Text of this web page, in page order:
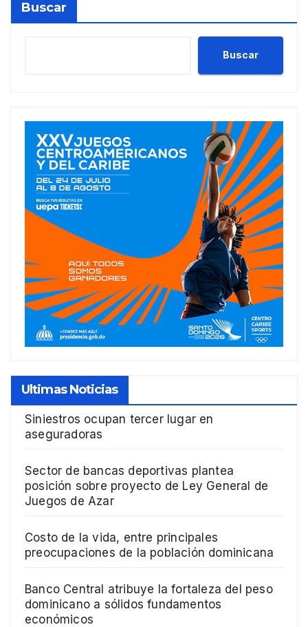
Buscar
Buscar
Ultimas Noticias
Siniestros ocupan tercer lugar en
aseguradoras
Sector de bancas deportivas plantea
posición sobre proyecto de Ley General de
Juegos de Azar
Costo de la vida, entre principales
preocupaciones de la población dominicana
Banco Central atribuye la fortaleza del peso
dominicano a sólidos fundamentos
económicos